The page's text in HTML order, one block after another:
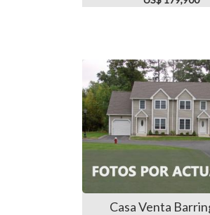
Casa Venta